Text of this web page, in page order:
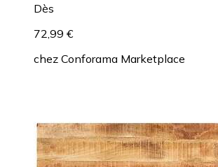
Dès
72,99 €
chez Conforama Marketplace